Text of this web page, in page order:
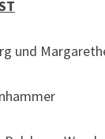
und